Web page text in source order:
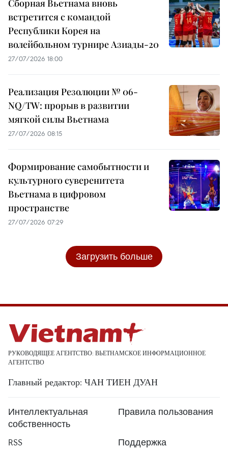
Сборная Вьетнама вновь
встретится с командой
Республики Корея на
волейбольном турнире Азиады-20
27/07/2026 18:00
Реализация Резолюции № 06-
NQ/TW: прорыв в развитии
мягкой силы Вьетнама
27/07/2026 08:15
Формирование самобытности и
культурного суверенитета
Вьетнама в цифровом
пространстве
27/07/2026 07:29
Загрузить больше
РУКОВОДЯЩЕЕ АГЕНТСТВО: ВЬЕТНАМСКОЕ ИНФОРМАЦИОННОЕ
АГЕНТСТВО
Главный редактор: ЧАН ТИЕН ДУАН
Интеллектуальная
собственность
Правила пользования
RSS Поддержка